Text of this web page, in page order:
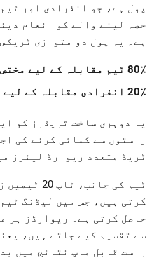
پول ہے، جو انفرادی اور
حصہ لینے والے کو انعام
ہے۔ یہ پول دو متوازی
80٪ ٹیم مقابلہ کے لیے مختص
20٪ انفرادی مقابلہ کے لیے مختص
یہ دوہری ساخت ٹریڈرز کو
راستوں سے کمائی کرنے کی
ٹریڈ متعدد ریوارڈ لیئرز
ٹیم کی
کرتی ہیں، جس میں لیڈنگ
حاصل کرتی ہے۔ ریوارڈز ہر
سے تقسیم کیے جاتے ہیں،
راست قابل ماپ نتائج میں